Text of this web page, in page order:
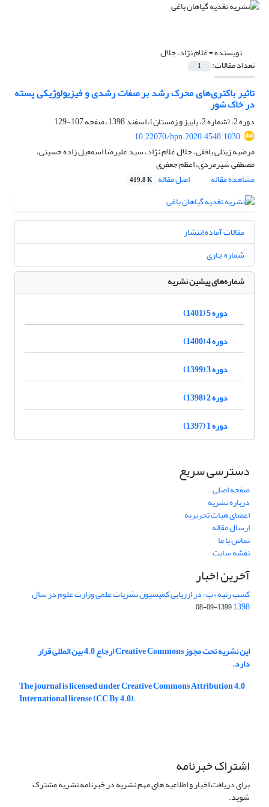
نویسنده =غلام نژاد، جلال
تعداد مقالات: 1
تاثیر باکتری‌های محرک رشد بر صفات رشدی و فیزیولوژیکی پسته
در خاک شور
دوره 2، (شماره 2، پاییز و زمستان)، اسفند 1398، صفحه
107-129
10.22070/hpn.2020.4548.1030
مرضیه زینلی بافقی، جلال غلام نژاد، سید علیرضا اسمعیل زاده حسینی،
مصطفی شیرمردی، اعظم جعفری
مشاهده مقاله
اصل مقاله 419.8 K
مقالات آماده انتشار
شماره جاری
شماره‌های پیشین نشریه
دوره 5 (1401)
دوره 4 (1400)
دوره 3 (1399)
دوره 2 (1398)
دوره 1 (1397)
دسترسی سریع
صفحه اصلی
درباره نشریه
اعضای هیات تحریریه
ارسال مقاله
تماس با ما
نقشه سایت
آخرین اخبار
کسب رتبه «ب» در ارزیابی کمیسیون نشریات علمی وزارت علوم در سال
1398
1399-09-08
این نشریه تحت مجوز Creative Commons ارجاع 4.0 بین المللی قرار
دارد.
The journal is licensed under Creative Commons Attribution 4.0
International license (CC By 4.0).
اشتراک خبرنامه
برای دریافت اخبار و اطلاعیه های مهم نشریه در خبرنامه نشریه مشترک
شوید.